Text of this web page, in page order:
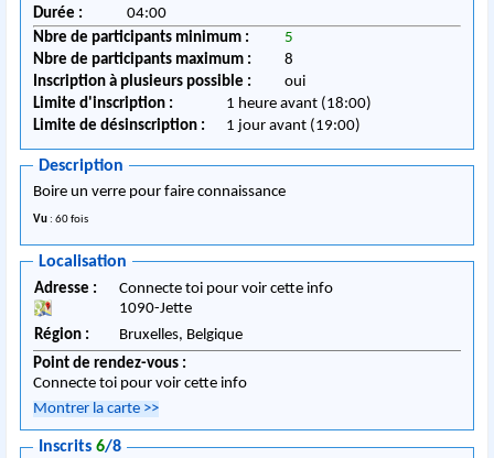
Durée :
04:00
Nbre de participants minimum :
5
Nbre de participants maximum :
8
Inscription à plusieurs possible :
oui
Limite d'inscription :
1 heure avant (18:00)
Limite de désinscription :
1 jour avant (19:00)
Description
Boire un verre pour faire connaissance
Vu : 60 fois
Localisation
Adresse :
Connecte toi pour voir cette info
1090-Jette
Région :
Bruxelles, Belgique
Point de rendez-vous :
Connecte toi pour voir cette info
Montrer la carte >>
Inscrits6/8